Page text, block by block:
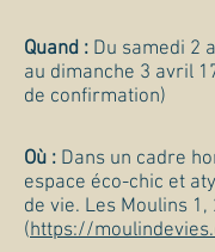
Quand : Du samedi 2
au dimanche 3 avril
de confirmation)
Où : Dans un cadre
espace éco-chic et
de vie. Les Moulins
(https://